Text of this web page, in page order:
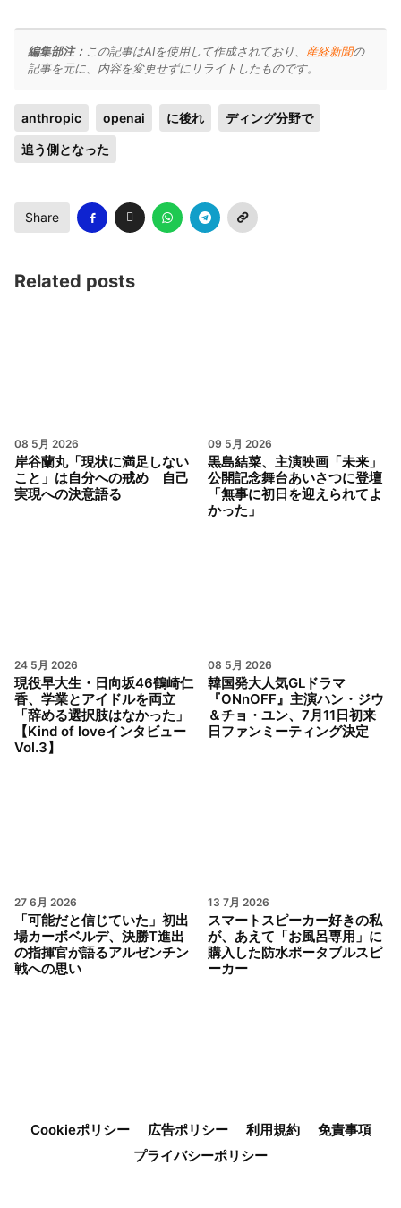
編集部注： この記事はAIを使用して作成されており、 産経新聞の
記事を元に、内容を変更せずにリライトしたものです。
anthropic openai に後れ ディング分野で
追う側となった
Share
Related posts
08 5月 2026
岸谷蘭丸「現状に満足しない
こと」は自分への戒め 自己
実現への決意語る
09 5月 2026
黒島結菜、主演映画「未来」
公開記念舞台あいさつに登壇
「無事に初日を迎えられてよ
かった」
24 5月 2026
現役早大生・日向坂46鶴崎仁
香、学業とアイドルを両立
「辞める選択肢はなかった」
【Kind of loveインタビュー
Vol.3】
08 5月 2026
韓国発大人気GLドラマ
『ONnOFF』主演ハン・ジウ
＆チョ・ユン、7月11日初来
日ファンミーティング決定
27 6月 2026
「可能だと信じていた」初出
場カーボベルデ、決勝T進出
の指揮官が語るアルゼンチン
戦への思い
13 7月 2026
スマートスピーカー好きの私
が、あえて「お風呂専用」に
購入した防水ポータブルスピ
ーカー
Cookieポリシー 広告ポリシー 利用規約
免責事項
プライバシーポリシー